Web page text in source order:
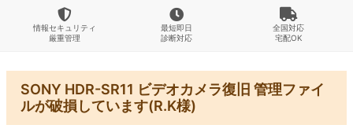
情報セキュリティ
厳重管理
最短即日
診断対応
全国対応
宅配OK
SONY HDR-SR11 ビデオカメラ復旧 管理ファイ
ルが破損しています(R.K様)